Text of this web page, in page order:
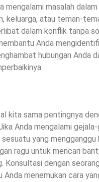
mengalami masalah
keluarga, atau teman-
dalam konflik tanpa
Anda
hubungan Anda
kita sama pentingnya
Anda mengalami
yang mengganggu
ragu untuk mencari
Konsultasi dengan
menemukan cara